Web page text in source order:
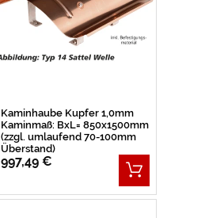
Kaminhaube Kupfer 1,0mm
Kaminmaß: BxL= 850x1500mm
(zzgl. umlaufend 70-100mm
Überstand)
997,49 €